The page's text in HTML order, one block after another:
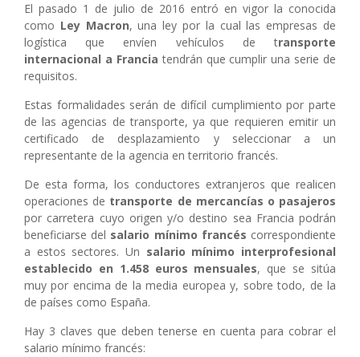
El pasado 1 de julio de 2016 entró en vigor la conocida
como Ley Macron, una ley por la cual las empresas de
logística que envíen vehículos de transporte
internacional a Franciatendrán que cumplir una serie de
requisitos.
Estas formalidades serán de difícil cumplimiento por parte
de las agencias de transporte, ya que requieren emitir un
certificado de desplazamiento y seleccionar a un
representante de la agencia en territorio francés.
De esta forma, los conductores extranjeros que realicen
operaciones de transporte de mercancías o pasajeros
por carretera cuyo origen y/o destino sea Francia podrán
beneficiarse del salario mínimo francés correspondiente
a estos sectores. Un salario mínimo interprofesional
establecido en 1.458 euros mensuales, que se sitúa
muy por encima de la media europea y, sobre todo, de la
de países como España.
Hay 3 claves que deben tenerse en cuenta para cobrar el
salario mínimo francés: